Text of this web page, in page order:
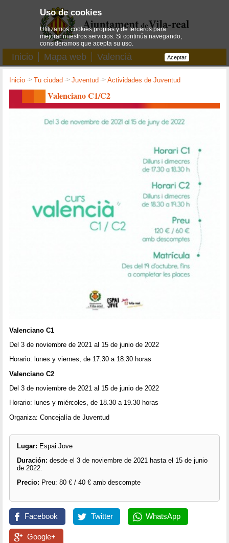
Inicio Mapa web Valencià
Inicio ->Tu ciudad ->Juventud ->Actividades de Juventud
Valenciano C1/C2
Valenciano C1
Del 3 de noviembre de 2021 al 15 de junio de 2022
Horario: lunes y viernes, de 17.30 a 18.30 horas
Valenciano C2
Del 3 de noviembre de 2021 al 15 de junio de 2022
Horario: lunes y miércoles, de 18.30 a 19.30 horas
Organiza: Concejalía de Juventud
Lugar: Espai Jove
Duración: desde el 3 de noviembre de 2021 hasta el 15 de junio
de 2022.
Precio: Preu: 80 € / 40 € amb descompte
Facebook Twitter WhatsApp
Google+
Uso de cookies
Utilizamos cookies propias y de terceros para
mejorar nuestros servicios. Si continúa navegando,
consideramos que acepta su uso.
Aceptar